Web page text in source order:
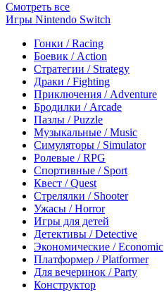
Смотреть все
Игры Nintendo Switch
Гонки / Racing
Боевик / Action
Стратегии / Strategy
Драки / Fighting
Приключения / Adventure
Бродилки / Arcade
Пазлы / Puzzle
Музыкальные / Music
Симуляторы / Simulator
Ролевые / RPG
Спортивные / Sport
Квест / Quest
Стрелялки / Shooter
Ужасы / Horror
Игры для детей
Детективы / Detective
Экономические / Economic
Платформер / Platformer
Для вечеринок / Party
Конструктор